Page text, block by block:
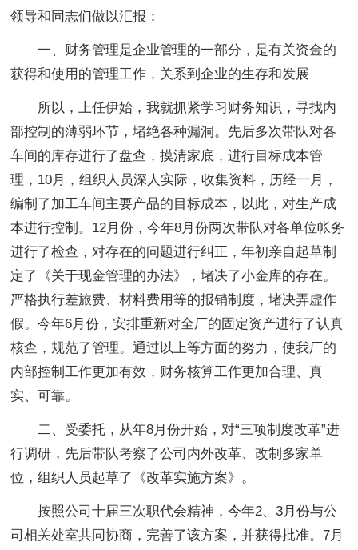
领导和同志们做以汇报：
一、财务管理是企业管理的一部分，是有关资金的
获得和使用的管理工作，关系到企业的生存和发展
所以，上任伊始，我就抓紧学习财务知识，寻找内
部控制的薄弱环节，堵绝各种漏洞。先后多次带队对各
车间的库存进行了盘查，摸清家底，进行目标成本管
理，10月，组织人员深人实际，收集资料，历经一月，
编制了加工车间主要产品的目标成本，以此，对生产成
本进行控制。12月份，今年8月份两次带队对各单位帐务
进行了检查，对存在的问题进行纠正，年初亲自起草制
定了《关于现金管理的办法》，堵决了小金库的存在。
严格执行差旅费、材料费用等的报销制度，堵决弄虚作
假。今年6月份，安排重新对全厂的固定资产进行了认真
核查，规范了管理。通过以上等方面的努力，使我厂的
内部控制工作更加有效，财务核算工作更加合理、真
实、可靠。
二、受委托，从年8月份开始，对“三项制度改革”进
行调研，先后带队考察了公司内外改革、改制多家单
位，组织人员起草了《改革实施方案》。
按照公司十届三次职代会精神，今年2、3月份与公
司相关处室共同协商，完善了该方案，并获得批准。7月